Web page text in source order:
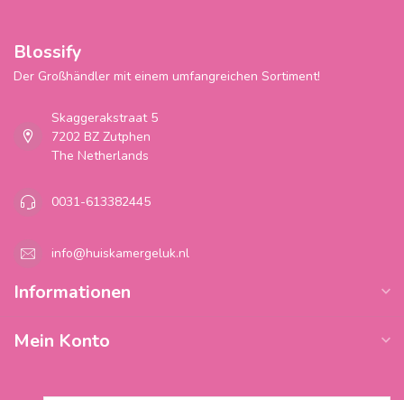
Blossify
Der Großhändler mit einem umfangreichen Sortiment!
Skaggerakstraat 5
7202 BZ Zutphen
The Netherlands
0031-613382445
info@huiskamergeluk.nl
Informationen
Mein Konto